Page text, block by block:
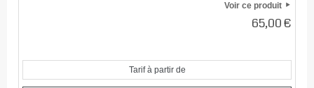
Voir ce produit
65,00 €
Tarif à partir de